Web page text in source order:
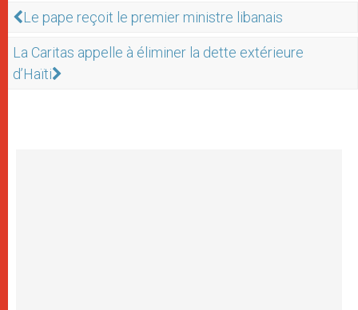
Le pape reçoit le premier ministre libanais
La Caritas appelle à éliminer la dette extérieure
d’Haïti